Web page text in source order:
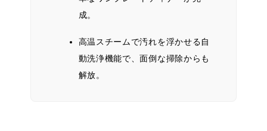
成。
高温スチームで汚れを浮かせる自
動洗浄機能で、面倒な掃除からも
解放。